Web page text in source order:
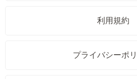
利用規約
プライバシーポ